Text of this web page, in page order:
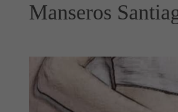
Manseros